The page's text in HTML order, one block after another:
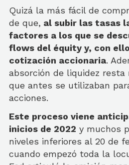
Quizá la más fácil de
de que, al subir las tasas
factores a los que se
flows del équity y, con
cotización accionaria.
absorción de liquidez resta
que antes se utilizaban
acciones.
Este proceso viene
inicios de 2022 y muchos
niveles inferiores al 20 de
cuando empezó toda la